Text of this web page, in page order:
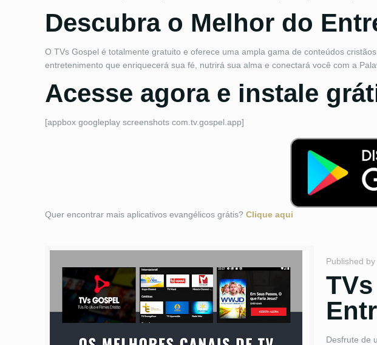
Descubra o Melhor do
O TVs Gospel é totalmente gratuito e oferece uma ampla gama de conteúdos
entretenimento que enriquecerá sua fé, nutrirá sua alma e conectará você com a
Acesse agora e instale
[appbox googleplay screenshots com.tv.gospel.app]
Quer encontrar mais aplicativos evangélicos grátis?Clique aqui
Published by
Desfrute de